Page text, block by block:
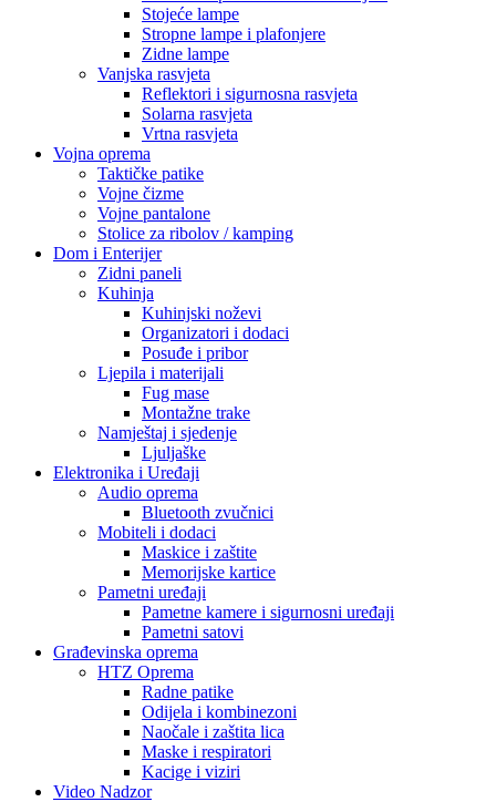
Stojeće lampe
Stropne lampe i plafonjere
Zidne lampe
Vanjska rasvjeta
Reflektori i sigurnosna rasvjeta
Solarna rasvjeta
Vrtna rasvjeta
Vojna oprema
Taktičke patike
Vojne čizme
Vojne pantalone
Stolice za ribolov / kamping
Dom i Enterijer
Zidni paneli
Kuhinja
Kuhinjski noževi
Organizatori i dodaci
Posuđe i pribor
Ljepila i materijali
Fug mase
Montažne trake
Namještaj i sjedenje
Ljuljaške
Elektronika i Uređaji
Audio oprema
Bluetooth zvučnici
Mobiteli i dodaci
Maskice i zaštite
Memorijske kartice
Pametni uređaji
Pametne kamere i sigurnosni uređaji
Pametni satovi
Građevinska oprema
HTZ Oprema
Radne patike
Odijela i kombinezoni
Naočale i zaštita lica
Maske i respiratori
Kacige i viziri
Video Nadzor